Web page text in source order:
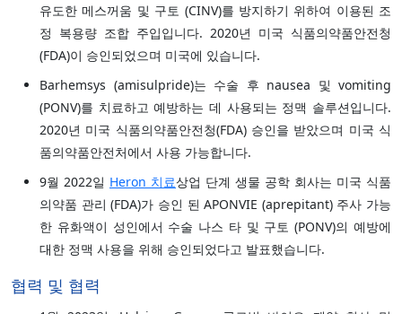
유도한 메스꺼움 및 구토 (CINV)를 방지하기 위하여 이용된 조
정 복용량 조합 주입입니다. 2020년 미국 식품의약품안전청
(FDA)이 승인되었으며 미국에 있습니다.
Barhemsys (amisulpride)는 수술 후 nausea 및 vomiting
(PONV)를 치료하고 예방하는 데 사용되는 정맥 솔루션입니다.
2020년 미국 식품의약품안전청(FDA) 승인을 받았으며 미국 식
품의약품안전처에서 사용 가능합니다.
9월 2022일 Heron 치료상업 단계 생물 공학 회사는 미국 식품
의약품 관리 (FDA)가 승인 된 APONVIE (aprepitant) 주사 가능
한 유화액이 성인에서 수술 나스 타 및 구토 (PONV)의 예방에
대한 정맥 사용을 위해 승인되었다고 발표했습니다.
협력 및 협력